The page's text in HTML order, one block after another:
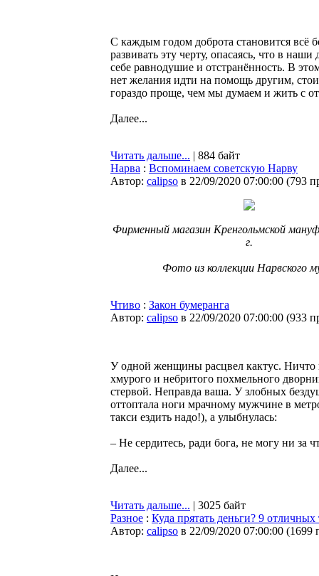
С каждым годом доброта становится всё
развивать эту черту, опасаясь, что в
себе равнодушие и отстранённость. В
нет желания идти на помощь другим,
гораздо проще, чем мы думаем и жить с
Далее...
Читать дальше... | 884 байт
Нарва : Вспоминаем советскую Нарву
Автор: calipso в 22/09/2020 07:00:00 (793
Фирменный магазин Кренгольмской
г.
Фото из коллекции Нарвского
Чтиво : Закон бумеранга
Автор: calipso в 22/09/2020 07:00:00 (933
У одной женщины расцвел кактус. Ничто
хмурого и небритого похмельного
стервой. Неправда ваша. У злобных
оттоптала ноги мрачному мужчине в
такси ездить надо!), а улыбнулась:
– Не сердитесь, ради бога, не могу ни за
Далее...
Читать дальше... | 3025 байт
Разное : Куда прятать деньги? 9 отличных
Автор: calipso в 22/09/2020 07:00:00 (1699